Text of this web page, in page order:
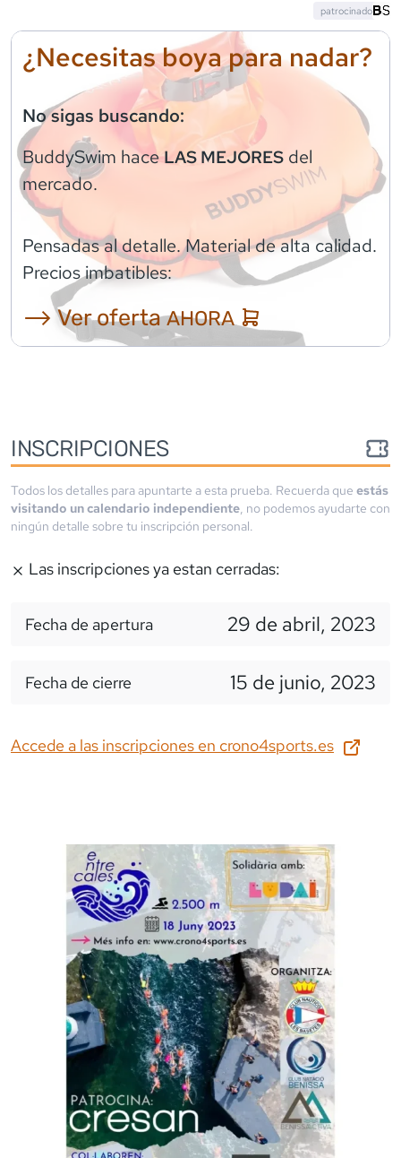
¿Necesitas boya para nadar?
No sigas buscando:
BuddySwim haceLAS MEJORES del
mercado.
Pensadas al detalle. Material de alta calidad.
Precios imbatibles:
⟶ Ver ofertaAHORA
patrocinado
INSCRIPCIONES
Todos los detalles para apuntarte a esta prueba. Recuerda que estás
visitando un calendario independiente, no podemos ayudarte con
ningún detalle sobre tu inscripción personal.
Las inscripciones ya estan cerradas:
Fecha de apertura 29 de abril, 2023
Fecha de cierre 15 de junio, 2023
Accede a las inscripciones en crono4sports.es